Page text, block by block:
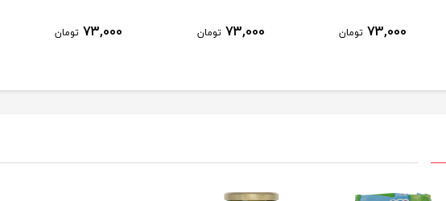
73,000 تومان 73,000 تومان 73,000 تومان